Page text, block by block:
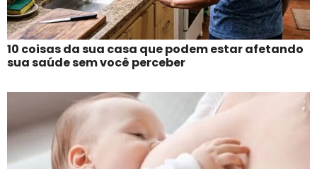
10 coisas da sua casa que podem estar afetando
sua saúde sem você perceber